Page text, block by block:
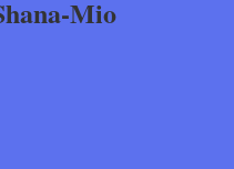
Mio